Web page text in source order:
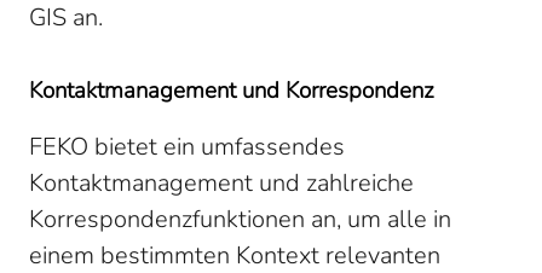
GIS an.
Kontaktmanagement und Korrespondenz
FEKO bietet ein umfassendes
Kontaktmanagement und zahlreiche
Korrespondenzfunktionen an, um alle in
einem bestimmten Kontext relevanten